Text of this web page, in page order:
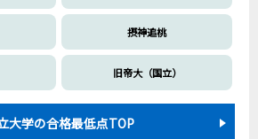
摂神追桃
旧帝大（国立）
大学の合格最低点TOP